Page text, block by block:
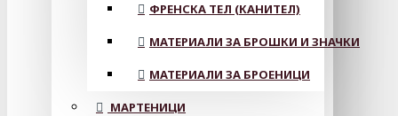
ФРЕНСКА ТЕЛ (КАНИТЕЛ)
МАТЕРИАЛИ ЗА БРОШКИ И ЗНАЧКИ
МАТЕРИАЛИ ЗА БРОЕНИЦИ
МАРТЕНИЦИ